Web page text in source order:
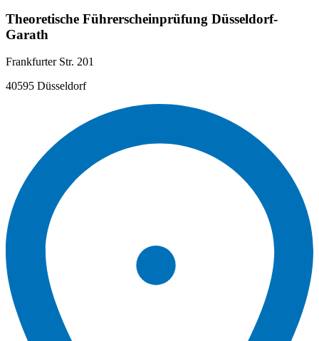
Theoretische Führerscheinprüfung Düsseldorf-
Garath
Frankfurter Str. 201
40595 Düsseldorf